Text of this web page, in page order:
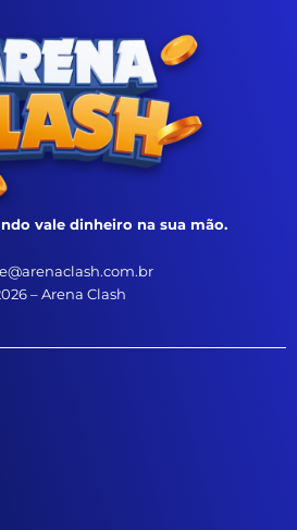
vale dinheiro na sua mão.
– Arena Clash